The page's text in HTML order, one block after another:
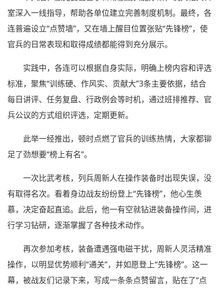
室深入一线指导，帮助各单位建立完善制度机制。最终，各
连普遍设立“点赞墙”，又在墙上醒目位置张贴“先锋榜”，使
官兵的日常表现和取得成绩都能得到充分展示。
实践中，各连可以根据自身实际，明确上榜内容和评选
标准，聚焦“训练硬、作风实、贡献大”3条主要依据，结合
每日讲评、任务复盘、行政例会等时机，通过班排推荐、官
兵公议的方式组织评选，定期更新。
此举一经推出，顿时点燃了官兵的训练热情，大家都铆
足了劲想要“榜上有名”。
一次比武考核，列兵周新人在操作装备时出现失误，没
有取得名次。看着身边战友纷纷登上“先锋榜”，他心生羡
慕，决定奋起直追。此后，他一有空就钻进装备操作间，进
行学习钻研，逐渐掌握了各种技术动作。
再次参加考核，装备遭遇强电磁干扰，周新人灵活精准
操作，以明显优势顺利“通关”，并如愿登上“先锋榜”。这一
幕，被战友们记录下来，写成一条条点赞留言，贴在了“点